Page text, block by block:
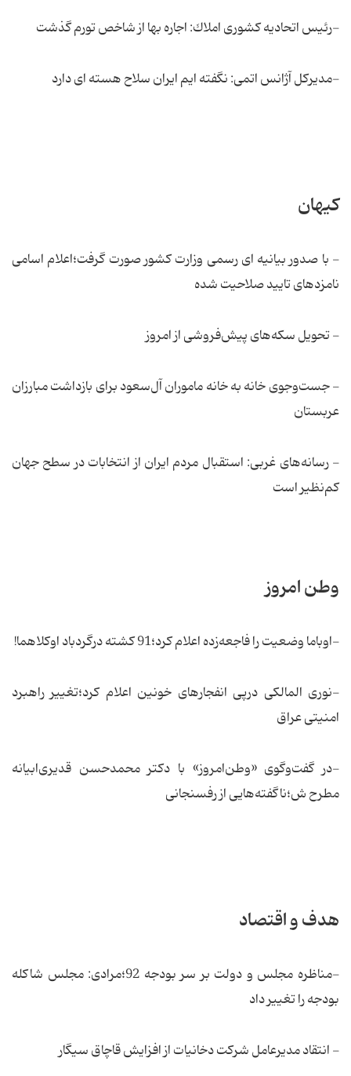
-رئیس اتحادیه كشوری املاك: اجاره بها از شاخص تورم گذشت
-مدیرکل آژانس اتمی: نگفته ایم ایران سلاح هسته ای دارد
کیهان
- با صدور بیانیه ای رسمی وزارت کشور صورت گرفت؛اعلام اسامی
نامزدهای تایید صلاحیت شده
- تحویل سکه‌های پیش‌فروشی از امروز
- جست‌وجوی خانه به خانه ماموران آل‌سعود برای بازداشت مبارزان
عربستان
- رسانه‌های غربی: استقبال مردم ایران از انتخابات در سطح جهان
کم‌نظیر است
وطن امروز
-اوباما وضعیت را فاجعه‌زده اعلام كرد؛91 کشته درگردباد اوکلاهما!
-نوری المالکی درپی انفجارهای خونین اعلام كرد؛تغییر راهبرد
امنیتی عراق
-در گفت‌و‌گوی «وطن‌امروز» با دكتر محمدحسن قدیری‌ابیانه
مطرح ش؛ناگفته‌هایی از رفسنجانی
هدف و اقتصاد
-مناظره مجلس و دولت بر سر بودجه 92؛مرادی: مجلس شاکله
بودجه را تغییر داد
- انتقاد مدیرعامل شرکت دخانیات از افزایش قاچاق سیگار